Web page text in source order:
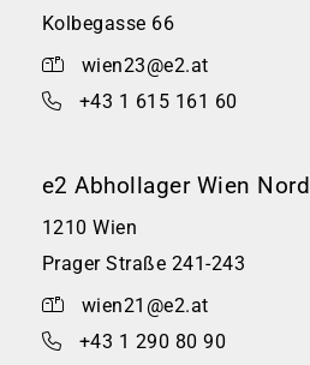
Kolbegasse 66
wien23@e2.at
+43 1 615 161 60
e2 Abhollager Wien Nord
1210 Wien
Prager Straße 241-243
wien21@e2.at
+43 1 290 80 90